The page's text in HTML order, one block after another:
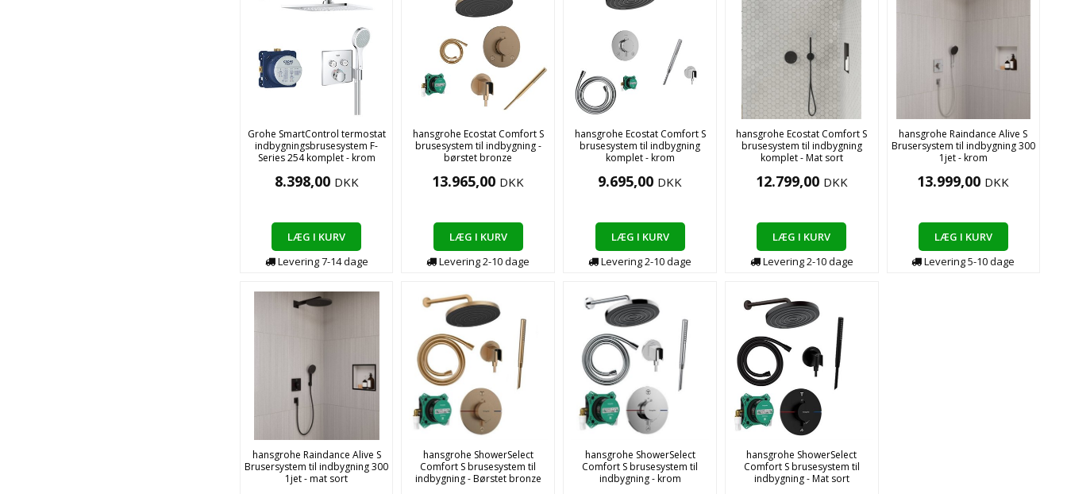
Grohe SmartControl termostat
indbygningsbrusesystem F-
Series 254 komplet - krom
8.398,00 DKK
LÆG I KURV
Levering7-14dage
hansgrohe Ecostat Comfort S
brusesystem til indbygning -
børstet bronze
13.965,00 DKK
LÆG I KURV
Levering2-10dage
hansgrohe Ecostat Comfort S
brusesystem til indbygning
komplet - krom
9.695,00 DKK
LÆG I KURV
Levering2-10dage
hansgrohe Ecostat Comfort S
brusesystem til indbygning
komplet - Mat sort
12.799,00 DKK
LÆG I KURV
Levering2-10dage
hansgrohe Raindance Alive S
Brusersystem til indbygning 300
1jet - krom
13.999,00 DKK
LÆG I KURV
Levering5-10dage
hansgrohe Raindance Alive S
Brusersystem til indbygning 300
1jet - mat sort
hansgrohe ShowerSelect
Comfort S brusesystem til
indbygning - Børstet bronze
hansgrohe ShowerSelect
Comfort S brusesystem til
indbygning - krom
hansgrohe ShowerSelect
Comfort S brusesystem til
indbygning - Mat sort